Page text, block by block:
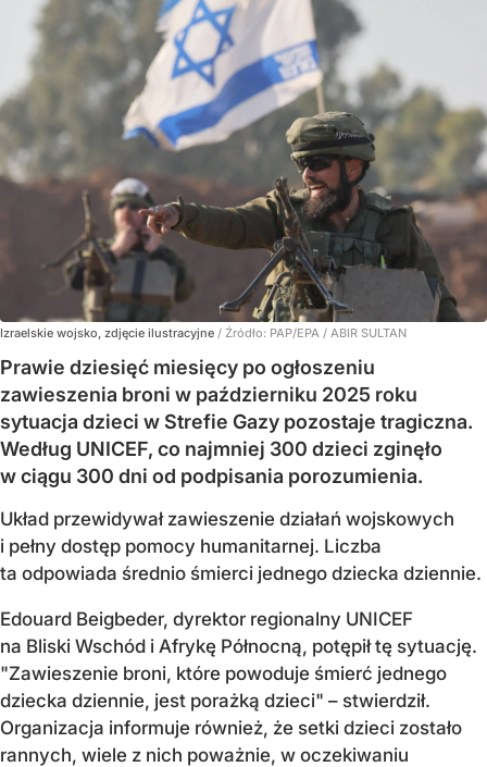
Izraelskie wojsko, zdjęcie ilustracyjne / Źródło: PAP/EPA / ABIR SULTAN
Prawie dziesięć miesięcy po ogłoszeniu
zawieszenia broni w październiku 2025 roku
sytuacja dzieci w Strefie Gazy pozostaje tragiczna.
Według UNICEF, co najmniej 300 dzieci zginęło
w ciągu 300 dni od podpisania porozumienia.
Układ przewidywał zawieszenie działań wojskowych
i pełny dostęp pomocy humanitarnej. Liczba
ta odpowiada średnio śmierci jednego dziecka dziennie.
Edouard Beigbeder, dyrektor regionalny UNICEF
na Bliski Wschód i Afrykę Północną, potępił tę sytuację.
"Zawieszenie broni, które powoduje śmierć jednego
dziecka dziennie, jest porażką dzieci" – stwierdził.
Organizacja informuje również, że setki dzieci zostało
rannych, wiele z nich poważnie, w oczekiwaniu